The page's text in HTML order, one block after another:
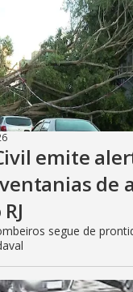
emite
de
segue de